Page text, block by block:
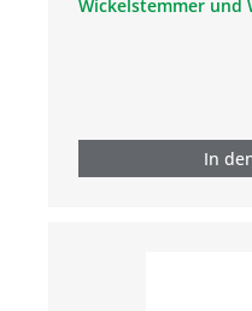
Wickelstemmer und
In